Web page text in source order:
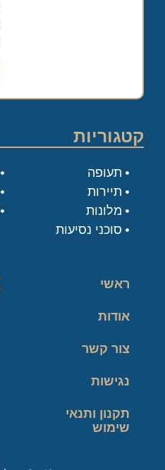
קטגוריות
תעופה
תיירות
מלונות
סוכני נסיעות
ראשי
אודות
צור קשר
נגישות
תקנון ותנאי
שימוש